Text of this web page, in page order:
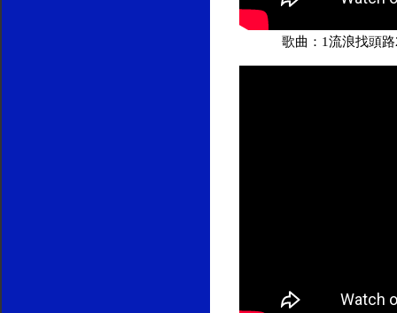
歌曲：1流浪找頭